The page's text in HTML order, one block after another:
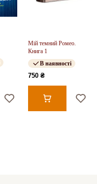
Мій темний Ромео.
Книга 1
В наявності
750 ₴